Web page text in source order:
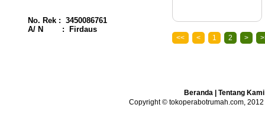
No. Rek : 3450086761
A/ N : Firdaus
<< < 1 2 >
Beranda| Tentang Kami
Copyright © tokoperabotrumah.com,